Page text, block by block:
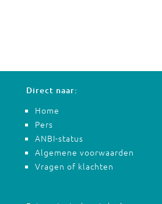
Direct naar:
Home
Pers
ANBI-status
Algemene voorwaarden
Vragen of klachten